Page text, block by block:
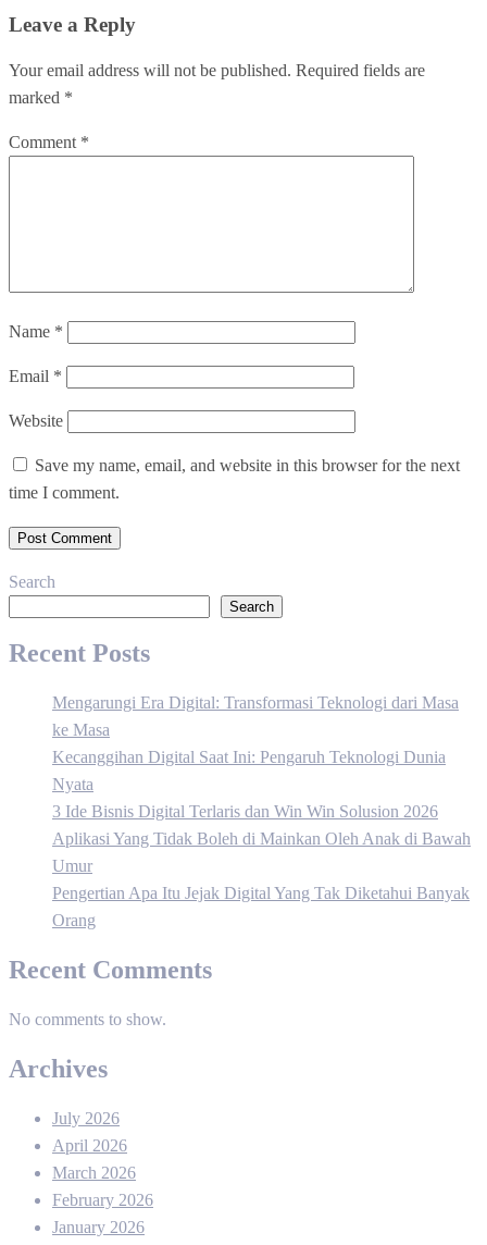
Leave a Reply
Your email address will not be published. Required fields are
marked *
Comment *
Name *
Email *
Website
Save my name, email, and website in this browser for the next
time I comment.
Search
Search
Recent Posts
Mengarungi Era Digital: Transformasi Teknologi dari Masa
ke Masa
Kecanggihan Digital Saat Ini: Pengaruh Teknologi Dunia
Nyata
3 Ide Bisnis Digital Terlaris dan Win Win Solusion 2026
Aplikasi Yang Tidak Boleh di Mainkan Oleh Anak di Bawah
Umur
Pengertian Apa Itu Jejak Digital Yang Tak Diketahui Banyak
Orang
Recent Comments
No comments to show.
Archives
July 2026
April 2026
March 2026
February 2026
January 2026